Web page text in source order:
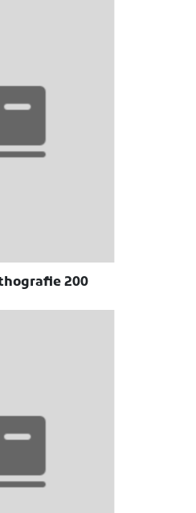
200 Jaar Lithografie =